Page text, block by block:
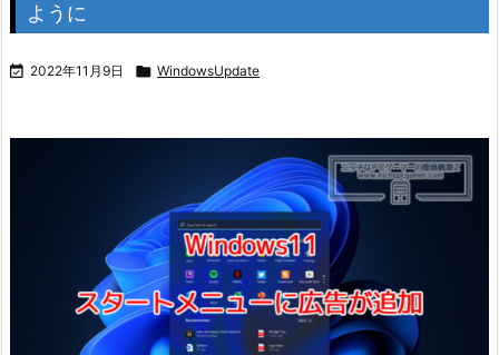
ように
 2022年11月9日  WindowsUpdate